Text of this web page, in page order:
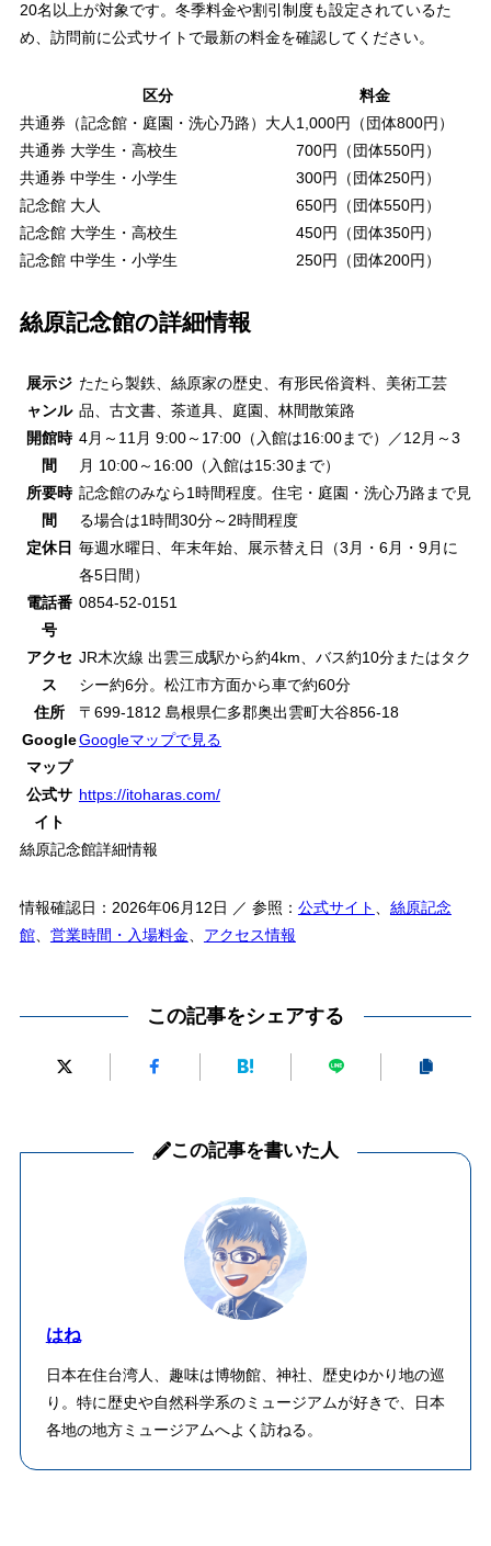
20名以上が対象です。冬季料金や割引制度も設定されているた
め、訪問前に公式サイトで最新の料金を確認してください。
区分
料金
共通券（記念館・庭園・洗心乃路）大人1,000円（団体800円）
共通券 大学生・高校生
700円（団体550円）
共通券 中学生・小学生
300円（団体250円）
記念館 大人
650円（団体550円）
記念館 大学生・高校生
450円（団体350円）
記念館 中学生・小学生
250円（団体200円）
絲原記念館の詳細情報
展示ジ
ャンル
たたら製鉄、絲原家の歴史、有形民俗資料、美術工芸
品、古文書、茶道具、庭園、林間散策路
開館時
間
4月～11月 9:00～17:00（入館は16:00まで）／12月～3
月 10:00～16:00（入館は15:30まで）
所要時
間
記念館のみなら1時間程度。住宅・庭園・洗心乃路まで見
る場合は1時間30分～2時間程度
定休日 毎週水曜日、年末年始、展示替え日（3月・6月・9月に
各5日間）
電話番
号
0854-52-0151
アクセ
ス
JR木次線 出雲三成駅から約4km、バス約10分またはタク
シー約6分。松江市方面から車で約60分
住所
〒699-1812 島根県仁多郡奥出雲町大谷856-18
Google
マップ
Googleマップで見る
公式サ
イト
https://itoharas.com/
絲原記念館詳細情報
情報確認日：2026年06月12日 ／ 参照： 公式サイト 、 絲原記念
館、 営業時間・入場料金、 アクセス情報
この記事をシェアする
この記事を書いた人
はね
日本在住台湾人、趣味は博物館、神社、歴史ゆかり地の巡
り。特に歴史や自然科学系のミュージアムが好きで、日本
各地の地方ミュージアムへよく訪ねる。